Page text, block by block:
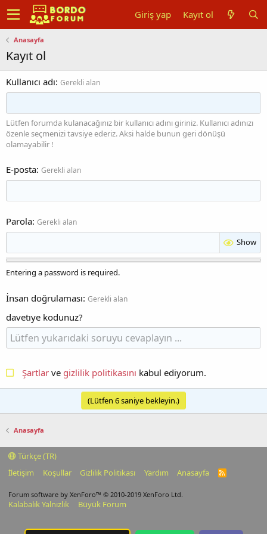
Giriş yap Kayıt ol
Anasayfa
Kayıt ol
Kullanıcı adı Gerekli alan
Lütfen forumda kulanacağınız bir kullanıcı adını giriniz. Kullanıcı adınızı
özenle seçmenizi tavsiye ederiz. Aksi halde bunun geri dönüşü
olamayabilir !
E-posta Gerekli alan
Parola Gerekli alan
Show
Entering a password is required.
İnsan doğrulaması Gerekli alan
davetıye kodunuz?
Şartlar ve gizlilik politikasını kabul ediyorum.
(Lütfen 6saniye bekleyin.)
Anasayfa
Türkçe (TR)
İletişim
Koşullar Gizlilik Politikası Yardım Anasayfa
R
Forum software by XenForo™ © 2010-2019 XenForo Ltd.
Kalabalık Yalnızlık Büyük Forum